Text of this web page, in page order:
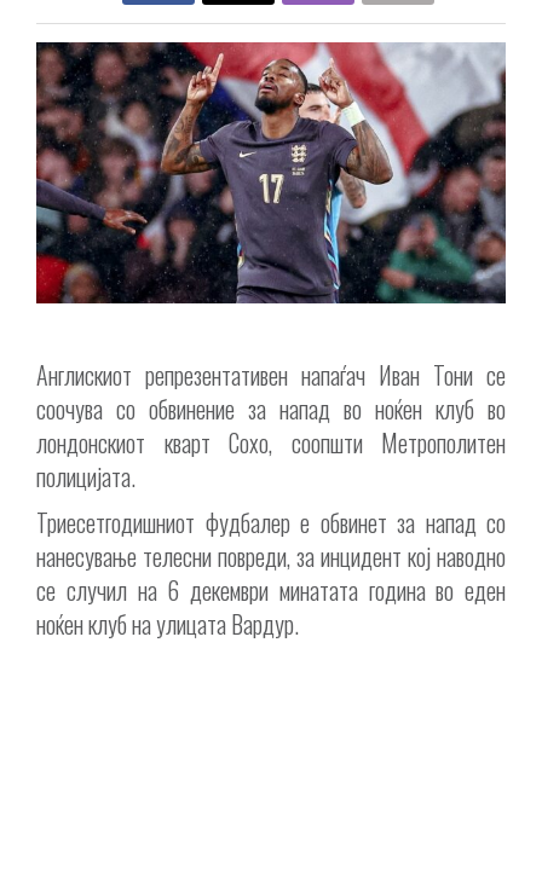
Англискиот репрезентативен напаѓач Иван Тони се
соочува со обвинение за напад во ноќен клуб во
лондонскиот кварт Сохо, соопшти Метрополитен
полицијата.
Триесетгодишниот фудбалер е обвинет за напад со
нанесување телесни повреди, за инцидент кој наводно
се случил на 6 декември минатата година во еден
ноќен клуб на улицата Вардур.